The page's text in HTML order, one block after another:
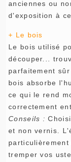
anciennes ou
d'exposition à
+ Le bois
Le bois utilisé
découper...
parfaitement
bois absorbe
ce qui le rend
correctement
Conseils :
et non vernis.
particulièrement
tremper vos